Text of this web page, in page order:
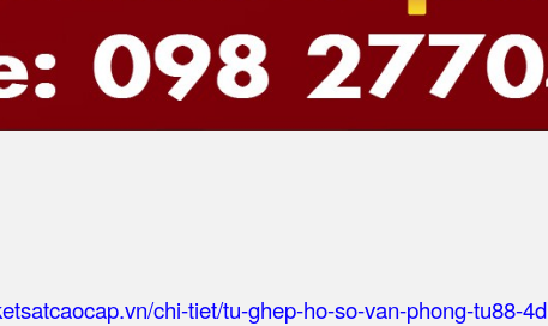
chi-tiet/tu-ghep-ho-so-van-phong-tu88-4d